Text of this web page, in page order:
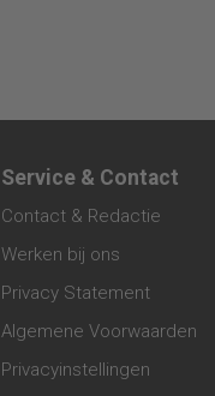
Service & Contact
Contact & Redactie
Werken bij ons
Privacy Statement
Algemene Voorwaarden
Privacyinstellingen